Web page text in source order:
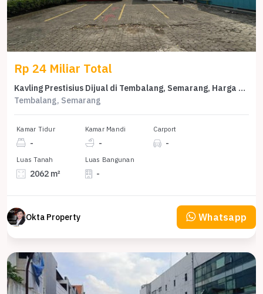
Rp 24 Miliar Total
Kavling Prestisius Dijual di Tembalang, Semarang, Harga 24 Miliar
Tembalang, Semarang
Kamar Tidur
-
Kamar Mandi
-
Carport
-
Luas Tanah
2062 m²
Luas Bangunan
-
Okta Property Whatsapp